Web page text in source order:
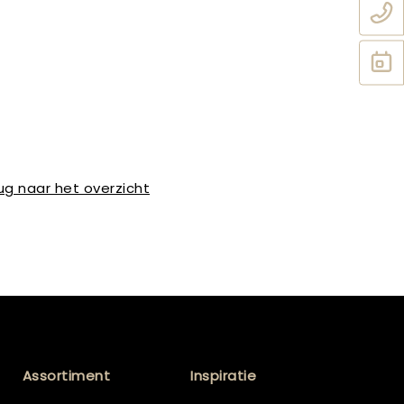
naar het overzicht
Assortiment Inspiratie